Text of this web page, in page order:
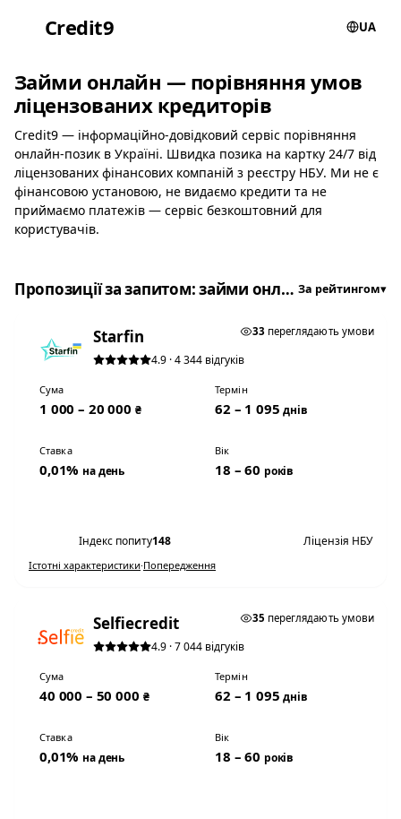
Credit9 UA
Займи онлайн — порівняння умов
ліцензованих кредиторів
Credit9 — інформаційно-довідковий сервіс порівняння
онлайн-позик в Україні. Швидка позика на картку 24/7 від
ліцензованих фінансових компаній з реєстру НБУ. Ми не є
фінансовою установою, не видаємо кредити та не
приймаємо платежів — сервіс безкоштовний для
користувачів.
Пропозиції за запитом: займи онлайн За рейтингом▾
33 переглядають умови
Starfin
4.9 · 4 344 відгуків
Сума
1 000 – 20 000 ₴
Термін
62 – 1 095днів
Ставка
0,01% на день
Вік
18 – 60 років
Індекс попиту148 Ліцензія НБУ
Істотні характеристики·Попередження
35 переглядають умови
Selfiecredit
4.9 · 7 044 відгуків
Сума
40 000 – 50 000 ₴
Термін
62 – 1 095днів
Ставка
0,01% на день
Вік
18 – 60 років